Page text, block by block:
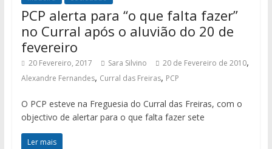
PCP alerta para “o que falta fazer”
no Curral após o aluvião do 20 de
fevereiro
20 Fevereiro, 2017 Sara Silvino 20 de Fevereiro de 2010,
Alexandre Fernandes, Curral das Freiras, PCP
O PCP esteve na Freguesia do Curral das Freiras, com o
objectivo de alertar para o que falta fazer sete
Ler mais